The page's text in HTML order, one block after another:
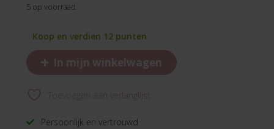
5 op voorraad
Koop en verdien 12 punten
+ In mijn winkelwagen
Persoonlijk en vertrouwd